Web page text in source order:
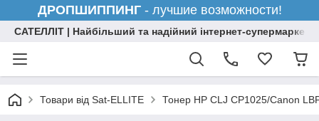
ДРОПШИППИНГ- лучшие возможности!
САТЕЛЛІТ | Найбільший та надійний інтернет-супермаркет
Товари від Sat-ELLITE Тонер HP CLJ CP1025/Canon